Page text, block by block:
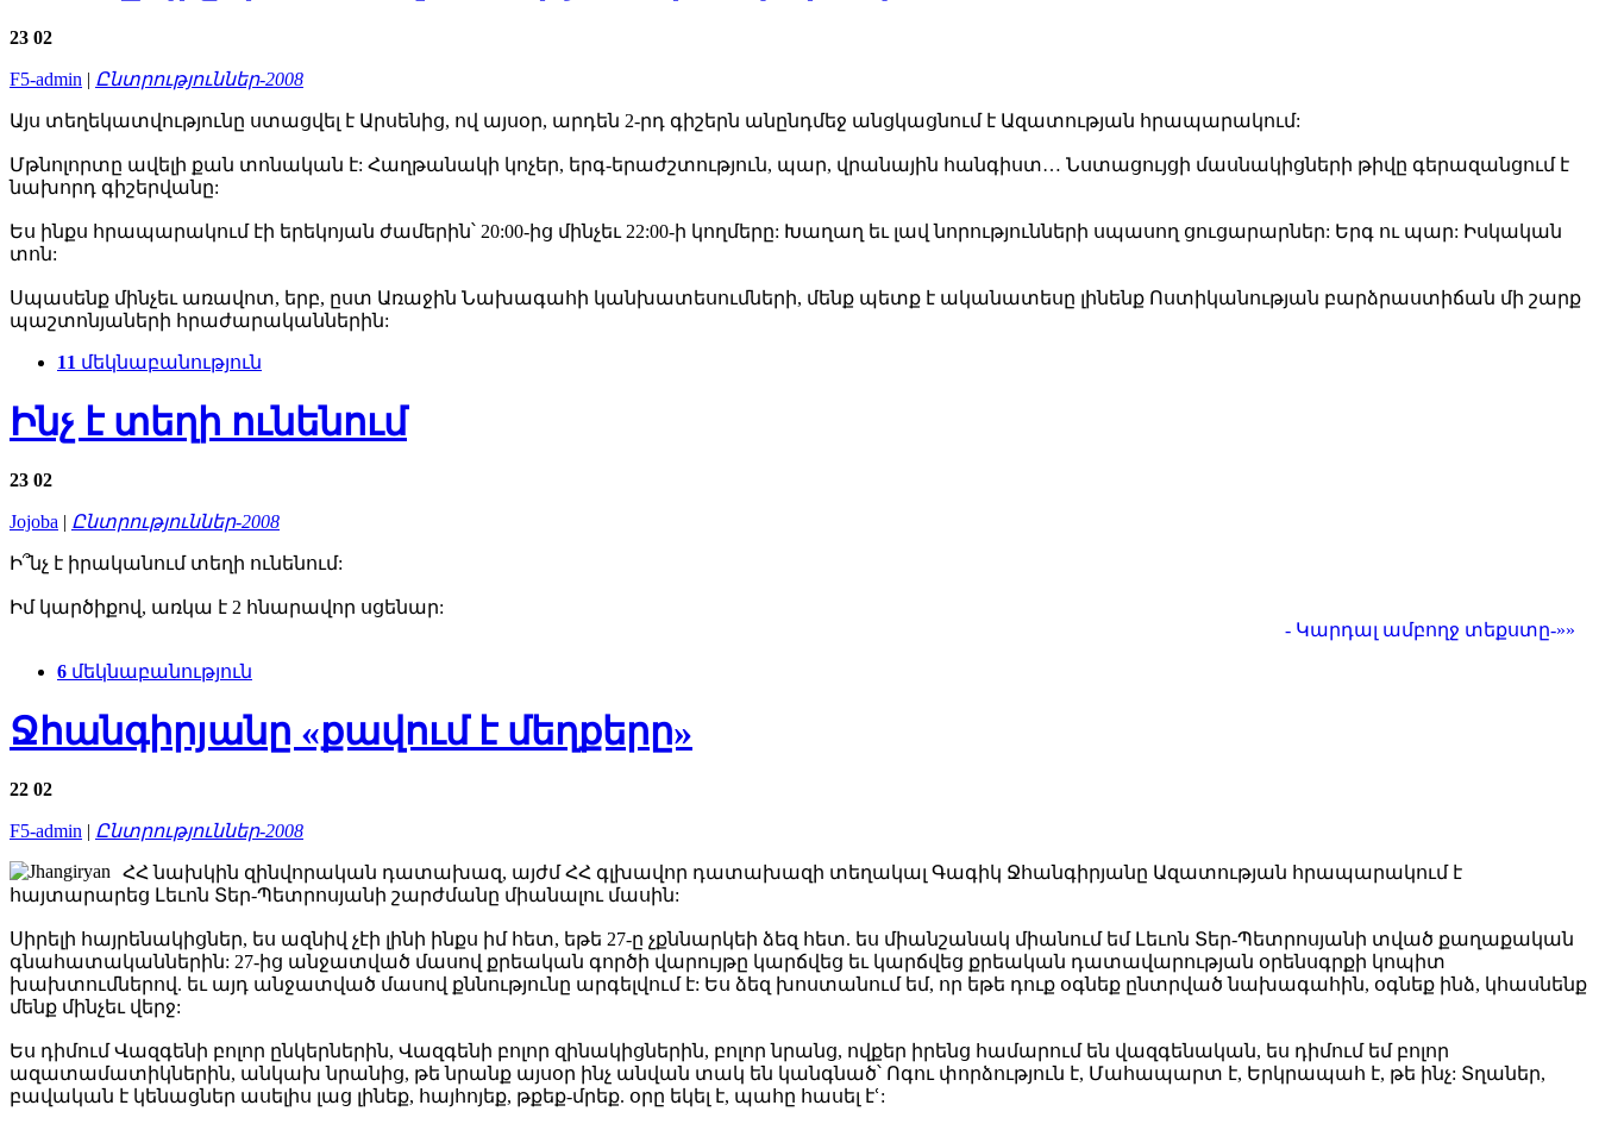
23 02
F5-admin | Ընտրություններ-2008
Այս տեղեկատվությունը ստացվել է Արսենից, ով այսօր, արդեն 2-րդ գիշերն անընդմեջ անցկացնում է Ազատության հրապարակում:
Մթնոլորտը ավելի քան տոնական է: Հաղթանակի կոչեր, երգ-երաժշտություն, պար, վրանային հանգիստ… Նստացույցի մասնակիցների թիվը գերազանցում է
նախորդ գիշերվանը:
Ես ինքս հրապարակում էի երեկոյան ժամերին՝ 20:00-ից մինչեւ 22:00-ի կողմերը: Խաղաղ եւ լավ նորությունների սպասող ցուցարարներ: Երգ ու պար: Իսկական
տոն:
Սպասենք մինչեւ առավոտ, երբ, ըստ Առաջին Նախագահի կանխատեսումների, մենք պետք է ականատեսը լինենք Ոստիկանության բարձրաստիճան մի շարք
պաշտոնյաների հրաժարականներին:
11 մեկնաբանություն
Ինչ է տեղի ունենում
23 02
Jojoba | Ընտրություններ-2008
Ի՞նչ է իրականում տեղի ունենում:
Իմ կարծիքով, առկա է 2 հնարավոր սցենար:
- Կարդալ ամբողջ տեքստը-»»
6 մեկնաբանություն
Ջհանգիրյանը «քավում է մեղքերը»
22 02
F5-admin | Ընտրություններ-2008
ՀՀ նախկին զինվորական դատախազ, այժմ ՀՀ գլխավոր դատախազի տեղակալ Գագիկ Ջհանգիրյանը Ազատության հրապարակում է
հայտարարեց Լեւոն Տեր-Պետրոսյանի շարժմանը միանալու մասին:
Սիրելի հայրենակիցներ, ես ազնիվ չէի լինի ինքս իմ հետ, եթե 27-ը չքննարկեի ձեզ հետ. ես միանշանակ միանում եմ Լեւոն Տեր-Պետրոսյանի տված քաղաքական
գնահատականներին: 27-ից անջատված մասով քրեական գործի վարույթը կարճվեց եւ կարճվեց քրեական դատավարության օրենսգրքի կոպիտ
խախտումներով. եւ այդ անջատված մասով քննությունը արգելվում է: Ես ձեզ խոստանում եմ, որ եթե դուք օգնեք ընտրված նախագահին, օգնեք ինձ, կհասնենք
մենք մինչեւ վերջ:
Ես դիմում Վազգենի բոլոր ընկերներին, Վազգենի բոլոր զինակիցներին, բոլոր նրանց, ովքեր իրենց համարում են վազգենական, ես դիմում եմ բոլոր
ազատամատիկներին, անկախ նրանից, թե նրանք այսօր ինչ անվան տակ են կանգնած՝ Ոգու փորձություն է, Մահապարտ է, Երկրապահ է, թե ինչ: Տղաներ,
բավական է կենացներ ասելիս լաց լինեք, հայհոյեք, թքեք-մրեք. օրը եկել է, պահը հասել էՙ: